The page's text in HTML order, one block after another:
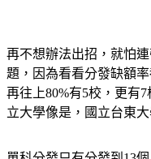
再不想辦法出招，就怕
題，因為看看分發缺額
再往上80%有5校，更有
立大學像是，國立台東